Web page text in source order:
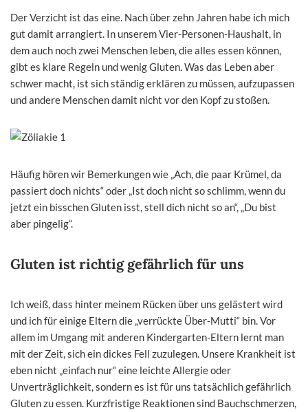
Der Verzicht ist das eine. Nach über zehn Jahren habe ich mich
gut damit arrangiert. In unserem Vier-Personen-Haushalt, in
dem auch noch zwei Menschen leben, die alles essen können,
gibt es klare Regeln und wenig Gluten. Was das Leben aber
schwer macht, ist sich ständig erklären zu müssen, aufzupassen
und andere Menschen damit nicht vor den Kopf zu stoßen.
Häufig hören wir Bemerkungen wie „Ach, die paar Krümel, da
passiert doch nichts“ oder „Ist doch nicht so schlimm, wenn du
jetzt ein bisschen Gluten isst, stell dich nicht so an“, „Du bist
aber pingelig“.
Gluten ist richtig gefährlich für uns
Ich weiß, dass hinter meinem Rücken über uns gelästert wird
und ich für einige Eltern die „verrückte Über-Mutti“ bin. Vor
allem im Umgang mit anderen Kindergarten-Eltern lernt man
mit der Zeit, sich ein dickes Fell zuzulegen. Unsere Krankheit ist
eben nicht „einfach nur“ eine leichte Allergie oder
Unverträglichkeit, sondern es ist für uns tatsächlich gefährlich
Gluten zu essen. Kurzfristige Reaktionen sind Bauchschmerzen,